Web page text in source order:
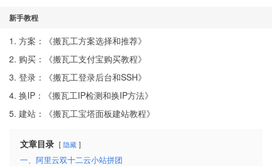
新手教程
1. 方案：《搬瓦工方案选择和推荐》
2. 购买：《搬瓦工支付宝购买教程》
3. 登录：《搬瓦工登录后台和SSH》
4. 换IP：《搬瓦工IP检测和换IP方法》
5. 建站：《搬瓦工宝塔面板建站教程》
文章目录 隐藏
一、阿里云双十二云小站拼团